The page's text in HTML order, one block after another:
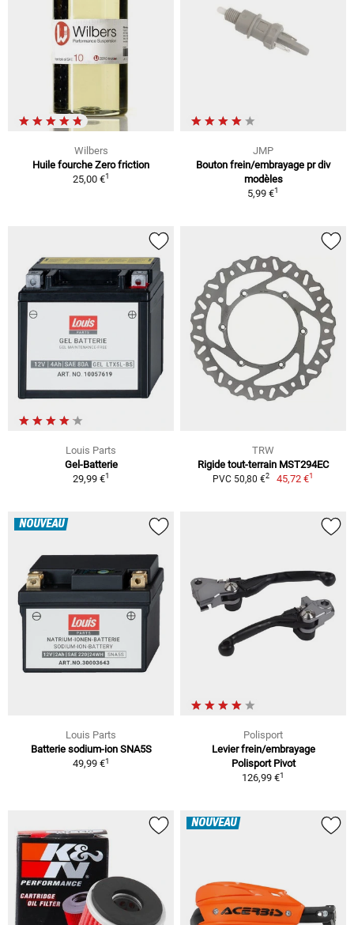
Wilbers
Huile fourche Zero friction
25,00 €1
JMP
Bouton frein/embrayage pr div
modèles
5,99 €1
Louis Parts
Gel-Batterie
29,99 €1
TRW
Rigide tout-terrain MST294EC
PVC 50,80 €2 45,72 €1
NOUVEAU
Louis Parts
Batterie sodium-ion SNA5S
49,99 €1
Polisport
Levier frein/embrayage
Polisport Pivot
126,99 €1
NOUVEAU